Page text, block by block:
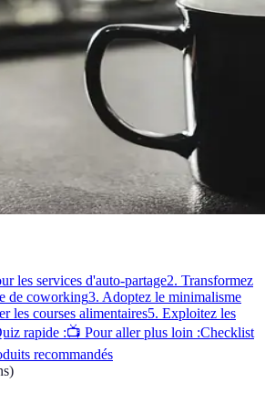
les services d'auto-partage2. Transformez
de coworking3. Adoptez le minimalisme
les courses alimentaires5. Exploitez les
rapide :📺 Pour aller plus loin :Checklist
recommandés
)